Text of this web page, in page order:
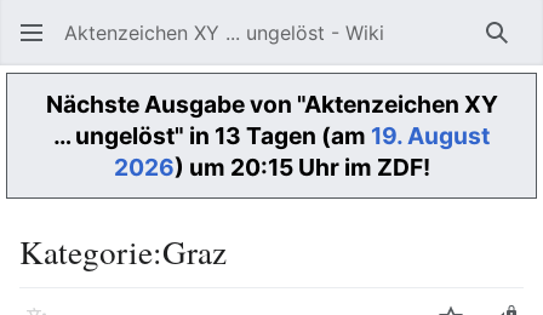
Aktenzeichen XY ... ungelöst - Wiki
Nächste Ausgabe von "Aktenzeichen XY
… ungelöst" in 13 Tagen (am 19. August
2026) um 20:15 Uhr im ZDF!
Kategorie:Graz